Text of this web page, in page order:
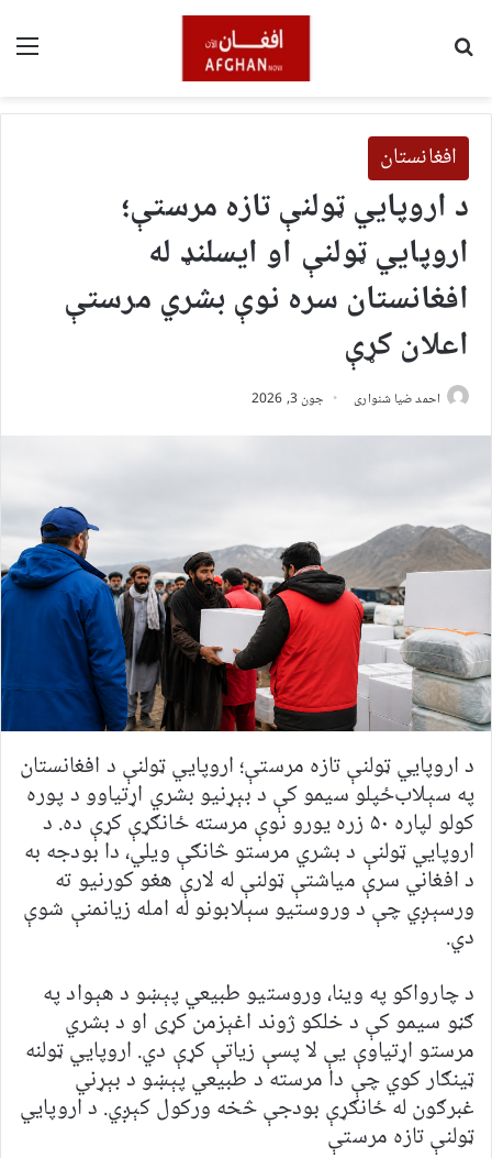
افغانستان
د اروپايي ټولنې تازه مرستې؛
اروپايي ټولنې او ایسلنډ له
افغانستان سره نوې بشري مرستې
اعلان کړې
احمد ضیا شنواری جون 3, 2026
د اروپايي ټولنې تازه مرستې؛ اروپايي ټولنې د افغانستان
په سېلاب‌ځپلو سیمو کې د بېړنیو بشري اړتیاوو د پوره
کولو لپاره ۵۰ زره یورو نوې مرسته ځانګړې کړې ده. د
اروپايي ټولنې د بشري مرستو څانګې ویلي، دا بودجه به
د افغاني سرې میاشتې ټولنې له لارې هغو کورنیو ته
ورسېږي چې د وروستیو سېلابونو له امله زیانمنې شوې
دي.
د چارواکو په وینا، وروستیو طبیعي پېښو د هېواد په
ګڼو سیمو کې د خلکو ژوند اغېزمن کړی او د بشري
مرستو اړتیاوې یې لا پسې زیاتې کړې دي. اروپايي ټولنه
ټینګار کوي چې دا مرسته د طبیعي پېښو د بېړني
غبرګون له ځانګړې بودجې څخه ورکول کېږي. د اروپايي
ټولنې تازه مرستې